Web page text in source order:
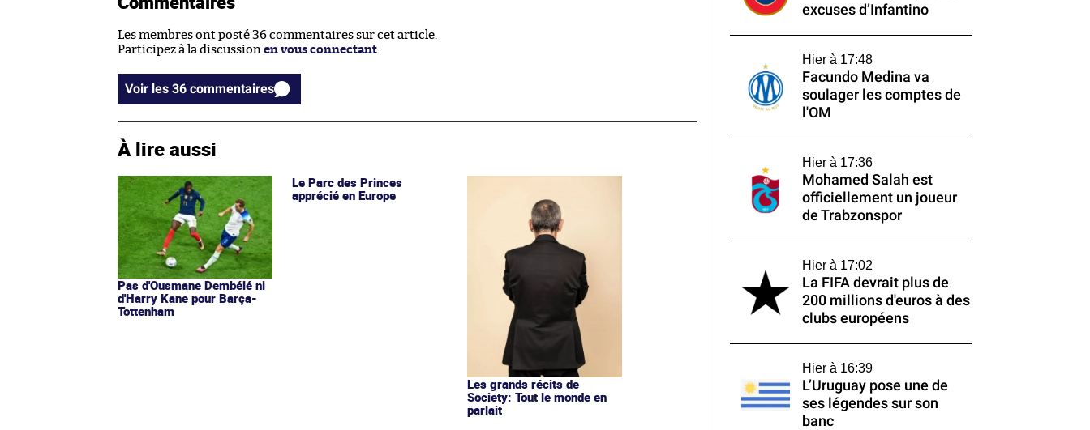
Les membres ont posté 36 commentaires sur cet article.
Participez à la discussion en vous connectant
Voir les 36 commentaires
À lire aussi
Pas d'Ousmane Dembélé ni
d'Harry Kane pour Barça-
Tottenham
Le Parc des Princes
apprécié en Europe
Les grands récits de
Society: Tout le monde en
parlait
excuses d’Infantino
Hier à 17:48
Facundo Medina va
soulager les comptes de
l'OM
Hier à 17:36
Mohamed Salah est
officiellement un joueur
de Trabzonspor
Hier à 17:02
La FIFA devrait plus de
200 millions d'euros à des
clubs européens
Hier à 16:39
L’Uruguay pose une de
ses légendes sur son
banc